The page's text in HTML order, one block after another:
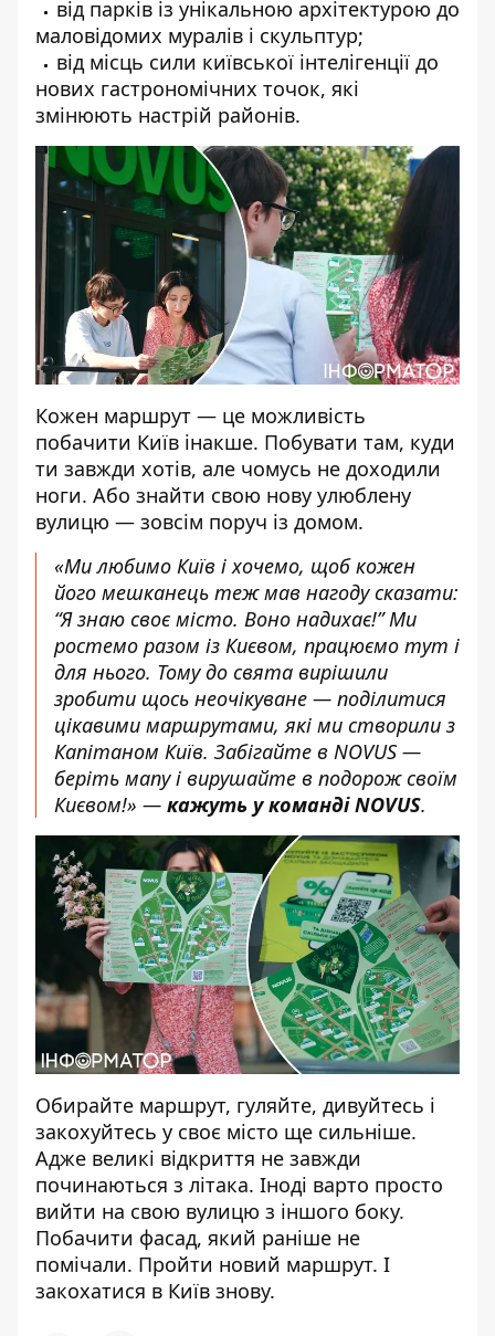
від парків із унікальною архітектурою до
маловідомих муралів і скульптур;
від місць сили київської інтелігенції до
нових гастрономічних точок, які
змінюють настрій районів.
Кожен маршрут — це можливість
побачити Київ інакше. Побувати там, куди
ти завжди хотів, але чомусь не доходили
ноги. Або знайти свою нову улюблену
вулицю — зовсім поруч із домом.
«Ми любимо Київ і хочемо, щоб кожен
його мешканець теж мав нагоду сказати:
“Я знаю своє місто. Воно надихає!” Ми
ростемо разом із Києвом, працюємо тут і
для нього. Тому до свята вирішили
зробити щось неочікуване — поділитися
цікавими маршрутами, які ми створили з
Капітаном Київ. Забігайте в NOVUS —
беріть мапу і вирушайте в подорож своїм
Києвом!» — кажуть у команді NOVUS.
Обирайте маршрут, гуляйте, дивуйтесь і
закохуйтесь у своє місто ще сильніше.
Адже великі відкриття не завжди
починаються з літака. Іноді варто просто
вийти на свою вулицю з іншого боку.
Побачити фасад, який раніше не
помічали. Пройти новий маршрут. І
закохатися в Київ знову.